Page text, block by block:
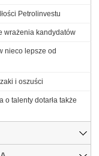
Petrolinvestu
wrażenia kandydatów
nieco lepsze od
i oszuści
o talenty dotarła także